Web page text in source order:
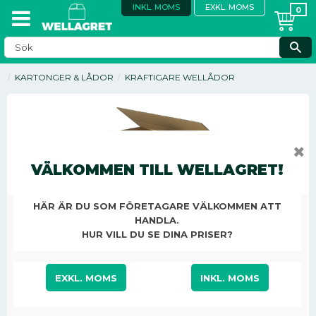
INKL. MOMS EXKL. MOMS
KARTONGER & LÅDOR KRAFTIGARE WELLÅDOR
15%
VÄLKOMMEN TILL WELLAGRET!
HÄR ÄR DU SOM FÖRETAGARE VÄLKOMMEN ATT
HANDLA.
HUR VILL DU SE DINA PRISER?
EXKL. MOMS INKL. MOMS
✖